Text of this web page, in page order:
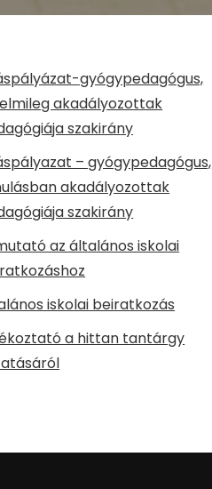
gyógypedagógus,
akadályozottak
szakirány
– gyógypedagógus,
akadályozottak
szakirány
az általános iskolai
iskolai beiratkozás
a hittan tantárgy